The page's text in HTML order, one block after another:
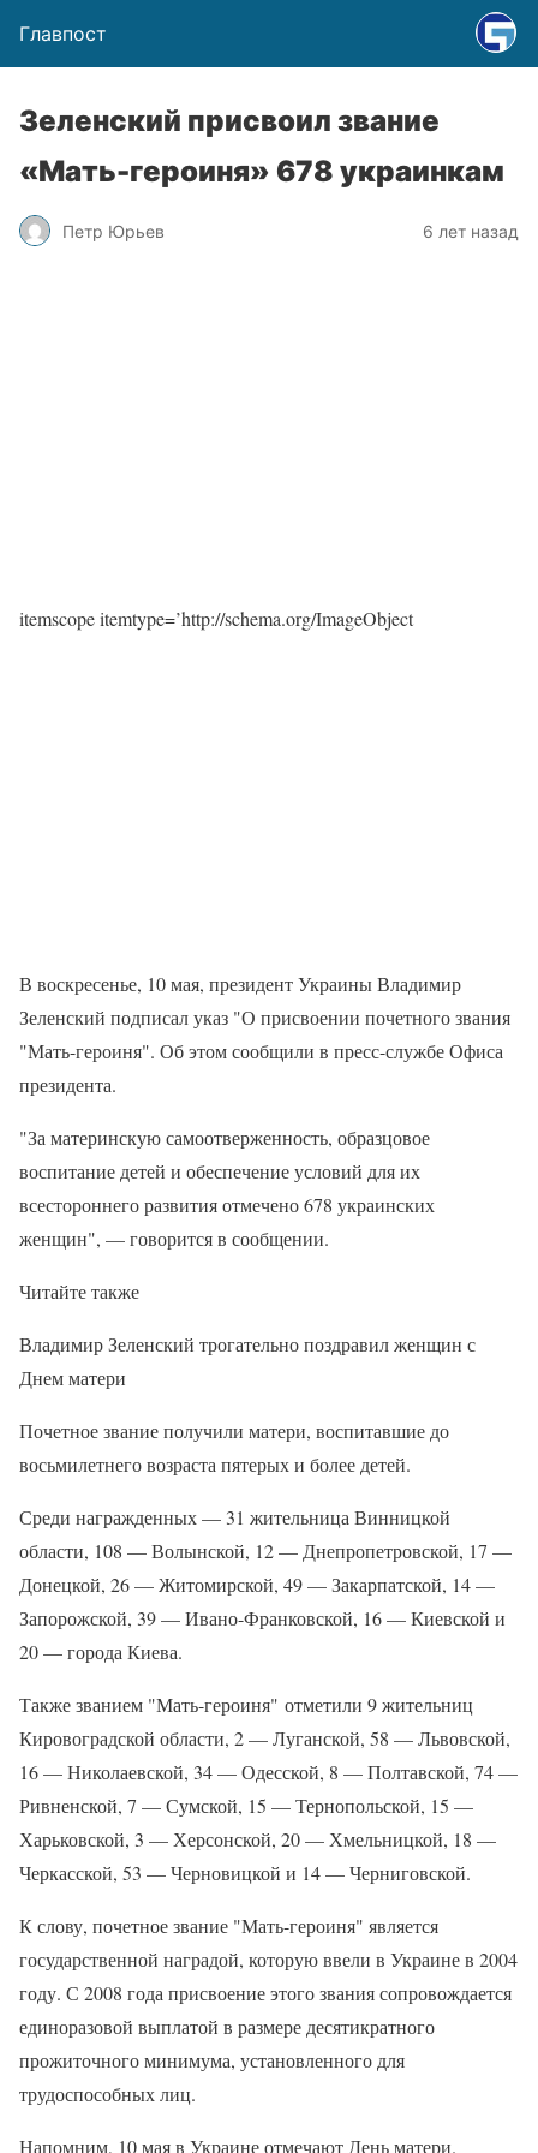
Главпост
Зеленский присвоил звание
«Мать-героиня» 678 украинкам
Петр Юрьев 6 лет назад
itemscope itemtype=’http://schema.org/ImageObject
В воскресенье, 10 мая, президент Украины Владимир
Зеленский подписал указ "О присвоении почетного звания
"Мать-героиня". Об этом сообщили в пресс-службе Офиса
президента.
"За материнскую самоотверженность, образцовое
воспитание детей и обеспечение условий для их
всестороннего развития отмечено 678 украинских
женщин", — говорится в сообщении.
Читайте также
Владимир Зеленский трогательно поздравил женщин с
Днем матери
Почетное звание получили матери, воспитавшие до
восьмилетнего возраста пятерых и более детей.
Среди награжденных — 31 жительница Винницкой
области, 108 — Волынской, 12 — Днепропетровской, 17 —
Донецкой, 26 — Житомирской, 49 — Закарпатской, 14 —
Запорожской, 39 — Ивано-Франковской, 16 — Киевской и
20 — города Киева.
Также званием "Мать-героиня" отметили 9 жительниц
Кировоградской области, 2 — Луганской, 58 — Львовской,
16 — Николаевской, 34 — Одесской, 8 — Полтавской, 74 —
Ривненской, 7 — Сумской, 15 — Тернопольской, 15 —
Харьковской, 3 — Херсонской, 20 — Хмельницкой, 18 —
Черкасской, 53 — Черновицкой и 14 — Черниговской.
К слову, почетное звание "Мать-героиня" является
государственной наградой, которую ввели в Украине в 2004
году. С 2008 года присвоение этого звания сопровождается
единоразовой выплатой в размере десятикратного
прожиточного минимума, установленного для
трудоспособных лиц.
Напомним, 10 мая в Украине отмечают День матери.